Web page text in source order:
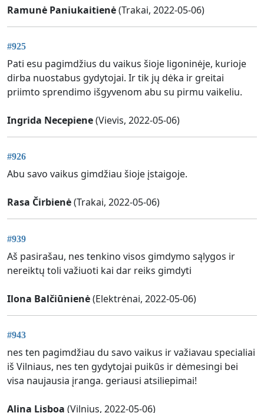
Ramunė Paniukaitienė(Trakai, 2022-05-06)
#925
Pati esu pagimdžius du vaikus šioje ligoninėje, kurioje
dirba nuostabus gydytojai. Ir tik jų dėka ir greitai
priimto sprendimo išgyvenom abu su pirmu vaikeliu.
Ingrida Necepiene(Vievis, 2022-05-06)
#926
Abu savo vaikus gimdžiau šioje įstaigoje.
Rasa Čirbienė(Trakai, 2022-05-06)
#939
Aš pasirašau, nes tenkino visos gimdymo sąlygos ir
nereiktų toli važiuoti kai dar reiks gimdyti
Ilona Balčiūnienė(Elektrėnai, 2022-05-06)
#943
nes ten pagimdžiau du savo vaikus ir važiavau specialiai
iš Vilniaus, nes ten gydytojai puikūs ir dėmesingi bei
visa naujausia įranga. geriausi atsiliepimai!
Alina Lisboa (Vilnius, 2022-05-06)